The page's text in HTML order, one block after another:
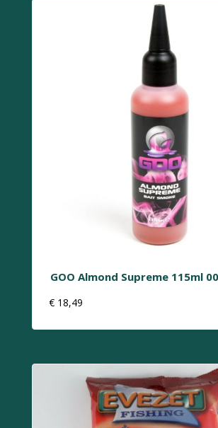
GOO Almond Supreme 115ml
€ 18,49